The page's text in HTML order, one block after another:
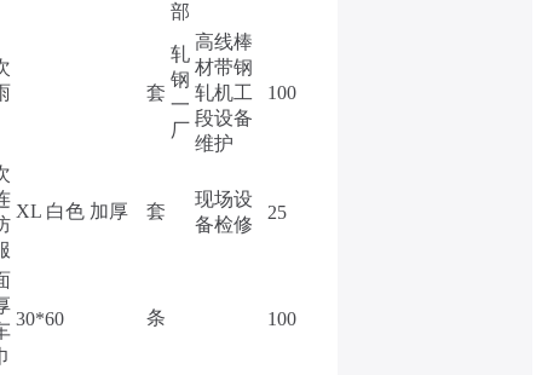
部
套
轧
钢
一
厂
高线棒
材带钢
轧机工
段设备
维护
100
XL 白色 加厚 套
现场设
备检修
25
30*60 条 100